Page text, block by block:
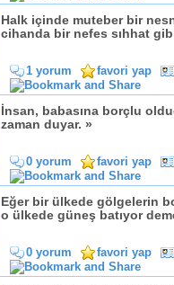
Halk içinde muteber bir
cihanda bir nefes sıhhat
1 yorum favori yap
İnsan, babasına borçlu
zaman duyar. »
0 yorum favori yap
Eğer bir ülkede gölgelerin
o ülkede güneş batıyor
0 yorum favori yap